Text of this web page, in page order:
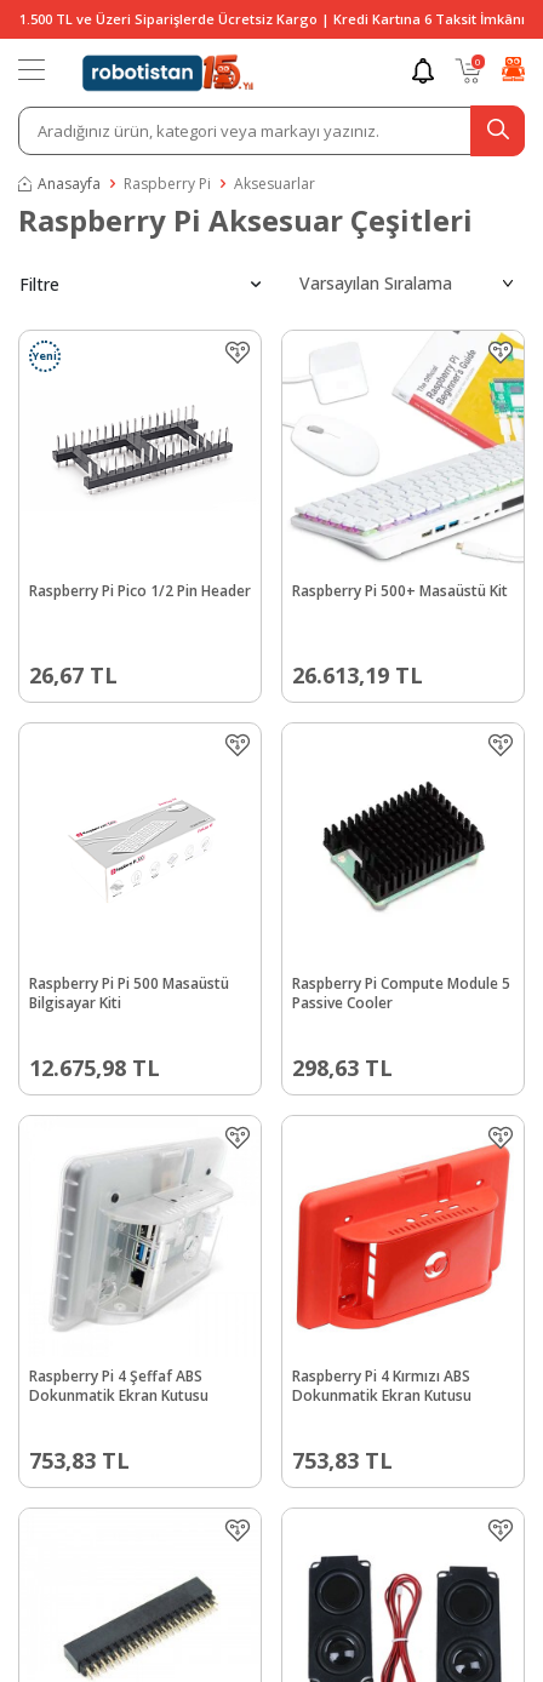
1.500 TL ve Üzeri Siparişlerde Ücretsiz Kargo | Kredi Kartına 6 Taksit İmkânı
0
Anasayfa Raspberry Pi Aksesuarlar
Raspberry Pi Aksesuar Çeşitleri
Filtre
Yeni
Raspberry Pi Pico 1/2 Pin Header
26,67 TL
Raspberry Pi 500+ Masaüstü Kit
26.613,19 TL
Raspberry Pi Pi 500 Masaüstü
Bilgisayar Kiti
12.675,98 TL
Raspberry Pi Compute Module 5
Passive Cooler
298,63 TL
Raspberry Pi 4 Şeffaf ABS
Dokunmatik Ekran Kutusu
753,83 TL
Raspberry Pi 4 Kırmızı ABS
Dokunmatik Ekran Kutusu
753,83 TL